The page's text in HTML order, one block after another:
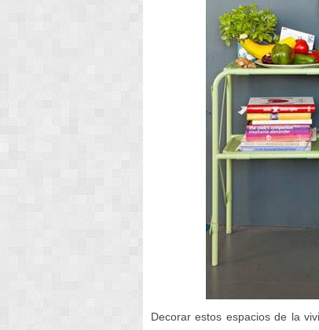
Decorar estos espacios de la